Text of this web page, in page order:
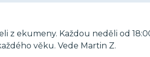
z ekumeny. Každou neděli od
věku. Vede Martin Z.